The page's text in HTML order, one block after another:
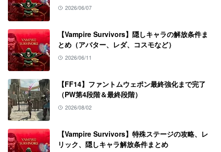
2026/06/07
【Vampire Survivors】隠しキャラの解放条件ま
とめ（アバター、レダ、コスモなど）
2026/06/11
【FF14】ファントムウェポン最終強化まで完了
（PW第4段階＆最終段階）
2026/08/02
【Vampire Survivors】特殊ステージの攻略、レ
リック、隠しキャラ解放条件まとめ